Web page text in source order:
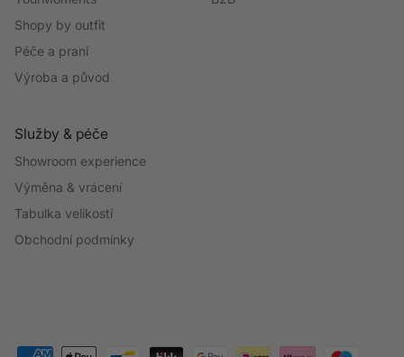
Shopy by outfit
Péče a praní
Výroba a původ
Služby & péče
Showroom experience
Výměna & vrácení
Tabulka velikostí
Obchodní podmínky